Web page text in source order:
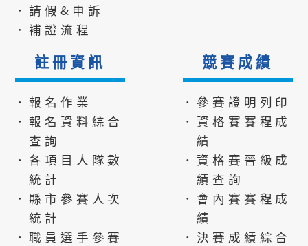
．請假&申訴
．補證流程
註冊資訊
．報名作業
．報名資料綜合
查詢
．各項目人隊數
統計
．縣市參賽人次
統計
．職員選手參賽
競賽成績
．參賽證明列印
．資格賽賽程成
績
．資格賽晉級成
績查詢
．會內賽賽程成
績
．決賽成績綜合